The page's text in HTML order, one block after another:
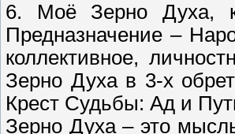
6. Моё Зерно Духа,
Предназначение –
коллективное,
Зерно Духа в 3-х
Крест Судьбы: Ад и
Зерно Духа – это